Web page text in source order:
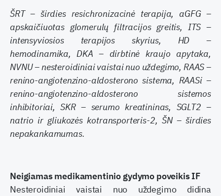
ŠRT – širdies resichronizacinė terapija, aGFG –
apskaičiuotas glomerulų filtracijos greitis, ITS –
intensyviosios terapijos skyrius, HD –
hemodinamika, DKA – dirbtinė kraujo apytaka,
NVNU – nesteroidiniai vaistai nuo uždegimo, RAAS –
renino-angiotenzino-aldosterono sistema, RAASi –
renino-angiotenzino-aldosterono sistemos
inhibitoriai, SKR – serumo kreatininas, SGLT2 –
natrio ir gliukozės kotransporteris-2, ŠN – širdies
nepakankamumas.
Neigiamas medikamentinio gydymo poveikis IF
Nesteroidiniai vaistai nuo uždegimo didina